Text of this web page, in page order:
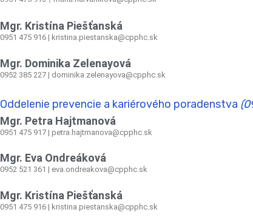
Mgr. Kristína Piešťanská
0951 475 916 | kristina.piestanska@cpphc.sk
Mgr. Dominika Zelenayová
0952 385 227 | dominika.zelenayova@cpphc.sk
Oddelenie prevencie a kariérového poradenstva
Mgr. Petra Hajtmanová
0951 475 917 | petra.hajtmanova@cpphc.sk
Mgr. Eva Ondreáková
0952 521 361 | eva.ondreakova@cpphc.sk
Mgr. Kristína Piešťanská
0951 475 916 | kristina.piestanska@cpphc.sk